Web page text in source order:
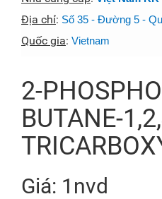
Địa chỉ: Số 35 - Đường 5 -
Quốc gia: Vietnam
2-
BUTANE-
Giá: 1nvd